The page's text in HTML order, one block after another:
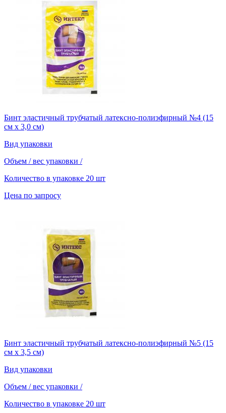
Бинт эластичный трубчатый латексно-полиэфирный №4 (15
см х 3,0 см)
Вид упаковки
Объем / вес упаковки /
Количество в упаковке 20 шт
Цена по запросу
Бинт эластичный трубчатый латексно-полиэфирный №5 (15
см х 3,5 см)
Вид упаковки
Объем / вес упаковки /
Количество в упаковке 20 шт